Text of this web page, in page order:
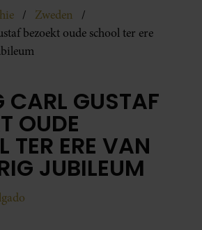
Zweden
bezoekt oude school ter ere
CARL GUSTAF
OUDE
TER ERE VAN
JUBILEUM